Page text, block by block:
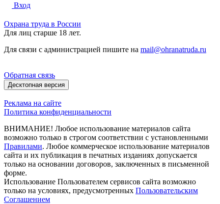
Вход
Охрана труда в России
Для лиц старше 18 лет.
Для связи с администрацией пишите на mail@ohranatruda.ru
Обратная связь
Десктопная версия
Реклама на сайте
Политика конфиденциальности
ВНИМАНИЕ! Любое использование материалов сайта
возможно только в строгом соответствии с установленными
Правилами. Любое коммерческое использование материалов
сайта и их публикация в печатных изданиях допускается
только на основании договоров, заключенных в письменной
форме.
Использование Пользователем сервисов сайта возможно
только на условиях, предусмотренных Пользовательским
Соглашением